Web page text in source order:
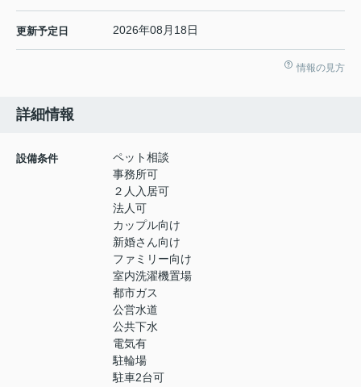
更新予定日 2026年08月18日
情報の見方
詳細情報
設備条件
ペット相談
事務所可
２人入居可
法人可
カップル向け
新婚さん向け
ファミリー向け
室内洗濯機置場
都市ガス
公営水道
公共下水
電気有
駐輪場
駐車2台可